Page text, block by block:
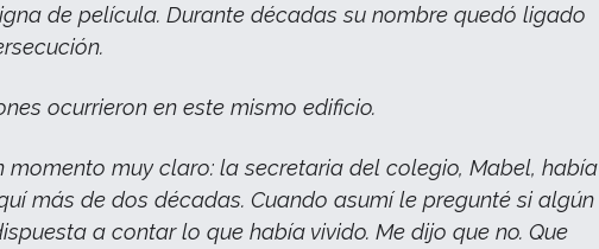
de película. Durante décadas su nombre quedó ligado
ocurrieron en este mismo edificio.
momento muy claro: la secretaria del colegio, Mabel, había
más de dos décadas. Cuando asumí le pregunté si algún
a contar lo que había vivido. Me dijo que no. Que